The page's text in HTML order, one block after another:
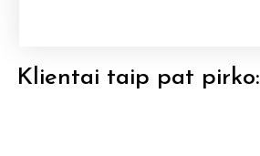
Klientai taip pat pirko: